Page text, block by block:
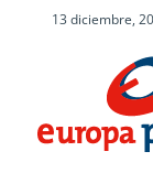
13 diciembre,